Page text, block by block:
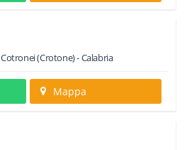
Cotronei(Crotone) -Calabria
Mappa